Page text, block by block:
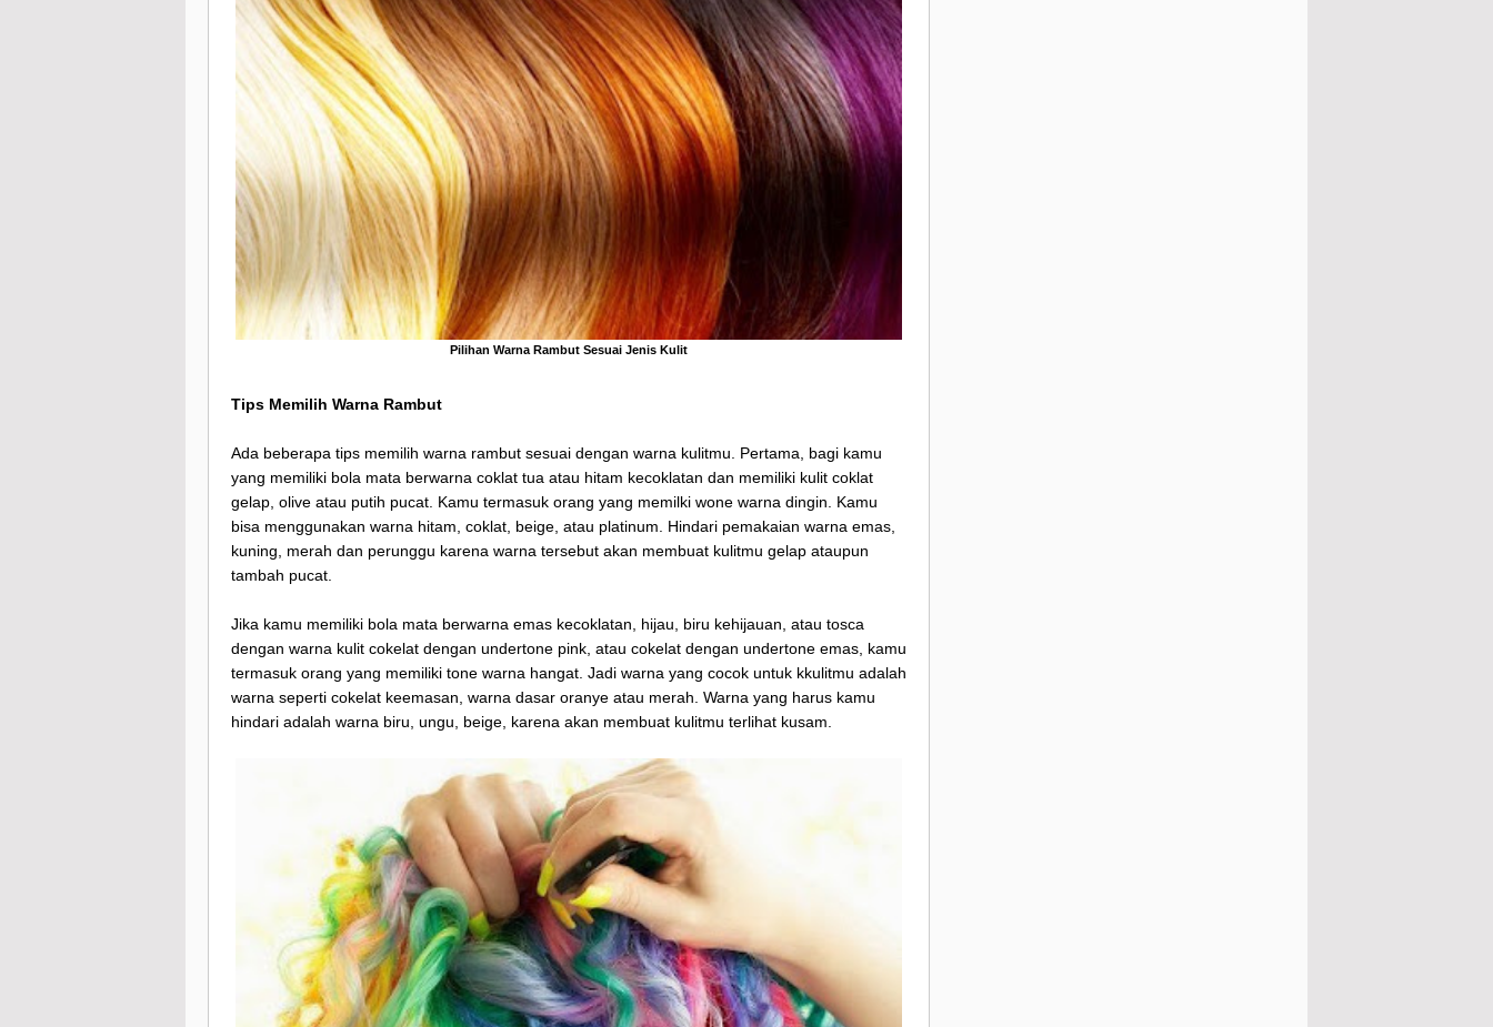
Pilihan Warna Rambut Sesuai Jenis Kulit
Tips Memilih Warna Rambut
Ada beberapa tips memilih warna rambut sesuai dengan warna kulitmu. Pertama, bagi kamu
yang memiliki bola mata berwarna coklat tua atau hitam kecoklatan dan memiliki kulit coklat
gelap, olive atau putih pucat. Kamu termasuk orang yang memilki wone warna dingin. Kamu
bisa menggunakan warna hitam, coklat, beige, atau platinum. Hindari pemakaian warna emas,
kuning, merah dan perunggu karena warna tersebut akan membuat kulitmu gelap ataupun
tambah pucat.
Jika kamu memiliki bola mata berwarna emas kecoklatan, hijau, biru kehijauan, atau tosca
dengan warna kulit cokelat dengan undertone pink, atau cokelat dengan undertone emas, kamu
termasuk orang yang memiliki tone warna hangat. Jadi warna yang cocok untuk kkulitmu adalah
warna seperti cokelat keemasan, warna dasar oranye atau merah. Warna yang harus kamu
hindari adalah warna biru, ungu, beige, karena akan membuat kulitmu terlihat kusam.